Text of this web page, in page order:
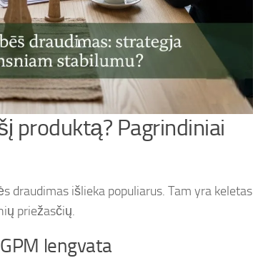
produktą? Pagrindiniai
draudimas išlieka populiarus. Tam yra keletas
priežasčių.
lengvata